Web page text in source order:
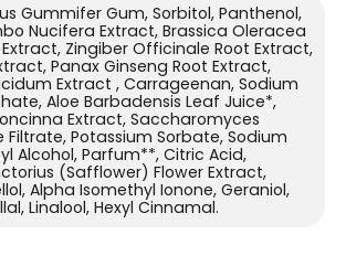
Gummifer Gum, Sorbitol, Panthenol,
Nucifera Extract, Brassica Oleracea
Zingiber Officinale Root Extract,
Panax Ginseng Root Extract,
Extract , Carrageenan, Sodium
Aloe Barbadensis Leaf Juice*,
Extract, Saccharomyces
Filtrate, Potassium Sorbate, Sodium
Alcohol, Parfum**, Citric Acid,
(Safflower) Flower Extract,
Alpha Isomethyl Ionone, Geraniol,
Linalool, Hexyl Cinnamal.